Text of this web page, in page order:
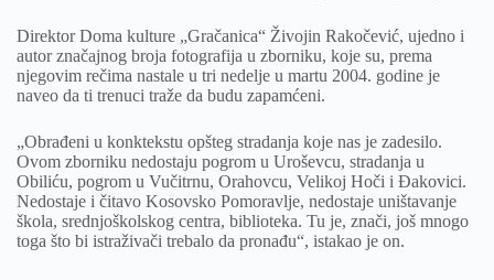
Direktor Doma kulture „Gračanica“ Živojin Rakočević, ujedno i
autor značajnog broja fotografija u zborniku, koje su, prema
njegovim rečima nastale u tri nedelje u martu 2004. godine je
naveo da ti trenuci traže da budu zapamćeni.
„Obrađeni u konktekstu opšteg stradanja koje nas je zadesilo.
Ovom zborniku nedostaju pogrom u Uroševcu, stradanja u
Obiliću, pogrom u Vučitrnu, Orahovcu, Velikoj Hoči i Đakovici.
Nedostaje i čitavo Kosovsko Pomoravlje, nedostaje uništavanje
škola, srednjoškolskog centra, biblioteka. Tu je, znači, još mnogo
toga što bi istraživači trebalo da pronađu“, istakao je on.